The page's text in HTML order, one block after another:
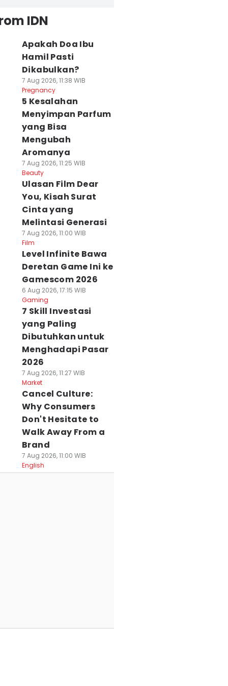
IDN
Apakah Doa Ibu
Hamil Pasti
Dikabulkan?
7 Aug 2026, 11:38 WIB
Pregnancy
5 Kesalahan
Menyimpan Parfum
yang Bisa
Mengubah
Aromanya
7 Aug 2026, 11:25 WIB
Beauty
Ulasan Film Dear
You, Kisah Surat
Cinta yang
Melintasi Generasi
7 Aug 2026, 11:00 WIB
Film
Level Infinite Bawa
Deretan Game Ini ke
Gamescom 2026
6 Aug 2026, 17:15 WIB
Gaming
7 Skill Investasi
yang Paling
Dibutuhkan untuk
Menghadapi Pasar
2026
7 Aug 2026, 11:27 WIB
Market
Cancel Culture:
Why Consumers
Don't Hesitate to
Walk Away From a
Brand
7 Aug 2026, 11:00 WIB
English